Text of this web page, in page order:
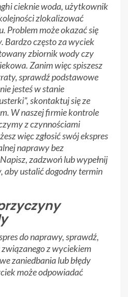
cieknie woda, użytkownik
zlokalizować
Problem może okazać się
Bardzo często za wyciek
zbiornik wody czy
Zanim więc spiszesz
sprawdź podstawowe
jesteś w stanie
skontaktuj się ze
W naszej firmie kontrole
z czynnościami
więc zgłosić swój ekspres
naprawy bez
zadzwoń lub wypełnij
ustalić dogodny termin
do naprawy, sprawdź,
z wyciekiem
zaniedbania lub błędy
może odpowiadać